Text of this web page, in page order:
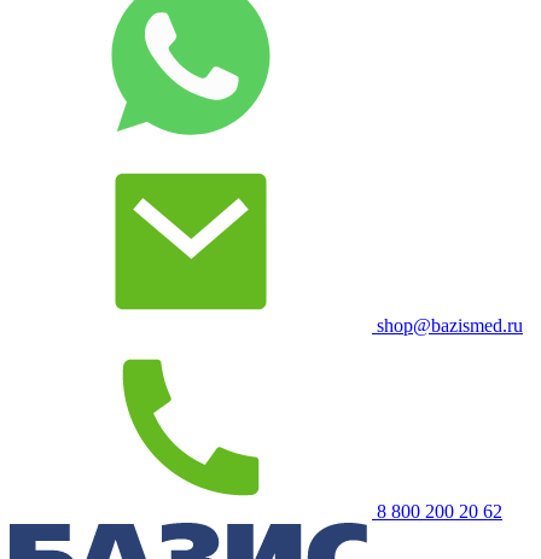
shop@bazismed.ru
8 800 200 20 62